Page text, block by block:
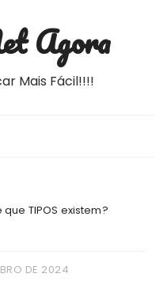
Agora
Mais Fácil!!!!
que TIPOS existem?
DE 2024